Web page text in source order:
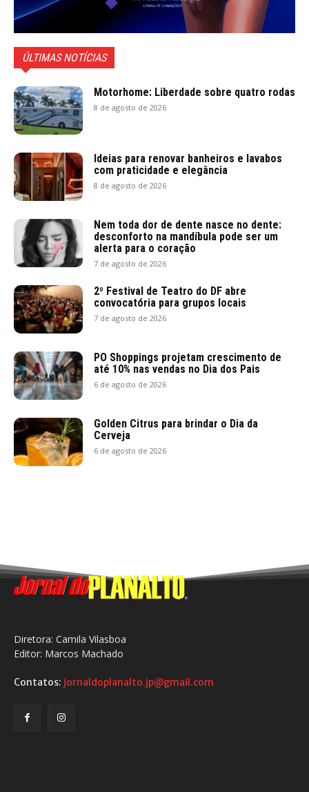
ÚLTIMAS NOTÍCIAS
Motorhome: Liberdade sobre quatro rodas
8 de agosto de 2026
Ideias para renovar banheiros e lavabos
com praticidade e elegância
8 de agosto de 2026
Nem toda dor de dente nasce no dente:
desconforto na mandíbula pode ser um
alerta para o coração
7 de agosto de 2026
2º Festival de Teatro do DF abre
convocatória para grupos locais
7 de agosto de 2026
PO Shoppings projetam crescimento de
até 10% nas vendas no Dia dos Pais
6 de agosto de 2026
Golden Citrus para brindar o Dia da
Cerveja
6 de agosto de 2026
Diretora: Camila Vilasboa
Editor: Marcos Machado
Contatos: jornaldoplanalto.jp@gmail.com